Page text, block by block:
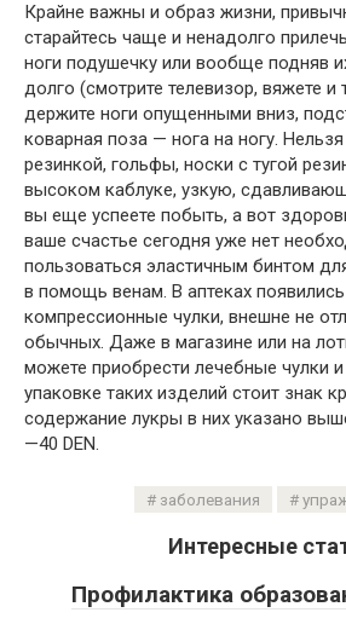
Крайне важны и образ жизни,
старайтесь чаще и ненадолго
ноги подушечку или вообще подняв
долго (смотрите телевизор, вяжете и
держите ноги опущенными вниз,
коварная поза — нога на ногу.
резинкой, гольфы, носки с тугой
высоком каблуке, узкую,
вы еще успеете побыть, а вот
ваше счастье сегодня уже нет
пользоваться эластичным бинтом
в помощь венам. В аптеках
компрессионные чулки, внешне не
обычных. Даже в магазине или на
можете приобрести лечебные чулки
упаковке таких изделий стоит знак
содержание лукры в них указано
—40 DEN.
заболевания
Интересные
Профилактика